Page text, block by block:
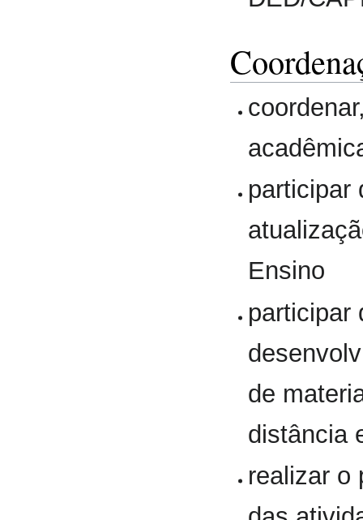
participar
Ensino
participar
de
distância
realizar o